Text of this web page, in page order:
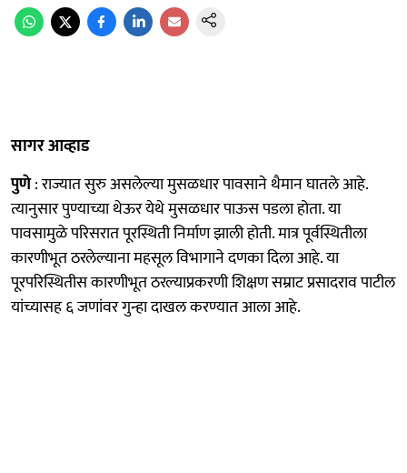
सागर आव्हाड
पुणे: राज्यात सुरु असलेल्या मुसळधार पावसाने थैमान घातले आहे.
त्यानुसार पुण्याच्या थेऊर येथे मुसळधार पाऊस पडला होता. या
पावसामुळे परिसरात पूरस्थिती निर्माण झाली होती. मात्र पूर्वस्थितीला
कारणीभूत ठरलेल्याना महसूल विभागाने दणका दिला आहे. या
पूरपरिस्थितीस कारणीभूत ठरल्याप्रकरणी शिक्षण सम्राट प्रसादराव पाटील
यांच्यासह ६ जणांवर गुन्हा दाखल करण्यात आला आहे.